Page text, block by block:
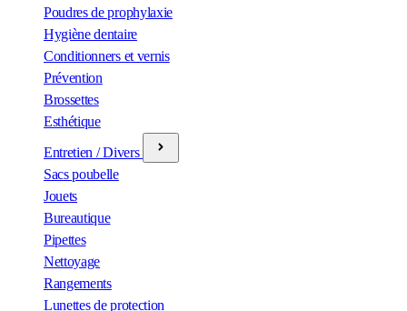
Poudres de prophylaxie
Hygiène dentaire
Conditionners et vernis
Prévention
Brossettes
Esthétique
Entretien / Divers
Sacs poubelle
Jouets
Bureautique
Pipettes
Nettoyage
Rangements
Lunettes de protection